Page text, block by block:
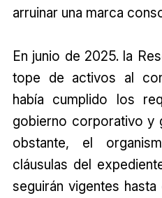
arruinar una marca
En junio de 2025. la
tope de activos al
había cumplido los
gobierno corporativo y
obstante, el
cláusulas del
seguirán vigentes